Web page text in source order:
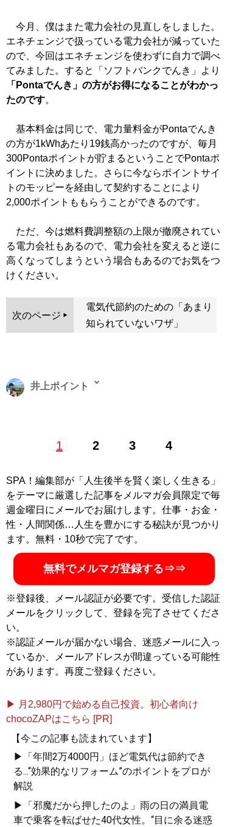
今月、僕はまた電力会社の見直しをしました。
エネチェンジで扱っている電力会社が減っていた
ので、今回はエネチェンジを使わずに自力で調べ
てみました。すると「ソフトバンクでんき」より
「Pontaでんき」の方がお得になることがわかっ
たのです。
基本料金は同じで、電力量料金がPontaでんき
の方が1kWhあたり19銭高かったのですが、毎月
300Pontaポイントが貯まるということでPontaポ
イントに決めました。さらに今ならポイントサイ
トのモッピーを経由して契約することにより
2,000ポイントももらうことができるのです。
ただ、今は燃料費調整額の上限が撤廃されてい
る電力会社もあるので、電力会社を変えると逆に
高くなってしまうという場合もあるのでお気をつ
けください。
次のページ
電気代節約のための「あまり
知られていないワザ」
1 2 3 4
井上ポイント
節約好きで、ポイントやキャンペーン情報に精通するお
倍楽しめる！』。ブログ「いの得ブログ」、ユーチュー
ブ「いの得ちゃんねる
」にて日々、お得情報を配信中
（Twitterアカウント:
@InoueJuniti ）
『お得生活！ お金がな
くても人生100倍楽しめ
節約こそ最高のエンター
記事一覧へ
SPA！編集部が「人生後半を賢く楽しく生きる」
をテーマに厳選した記事をメルマガ会員限定で毎
週金曜日にメールでお届けします。仕事・お金・
性・人間関係…人生を豊かにする秘訣が見つかり
ます。無料・10秒で完了です。
無料でメルマガ登録する⇒⇒
※登録後、メール認証が必要です。受信した認証
メールをクリックして、登録を完了させてくださ
い。
※認証メールが届かない場合、迷惑メールに入っ
ているか、メールアドレスが間違っている可能性
があります。再度ご登録ください。
▶ 月2,980円で始める自己投資。初心者向け
chocoZAPはこちら [PR]
【今この記事も読まれています】
▶「年間2万4000円」ほど電気代は節約でき
る...“効果的なリフォーム”のポイントをプロが
解説
▶「邪魔だから押したのよ」雨の日の満員電
車で乗客を転ばせた40代女性。“目に余る迷惑